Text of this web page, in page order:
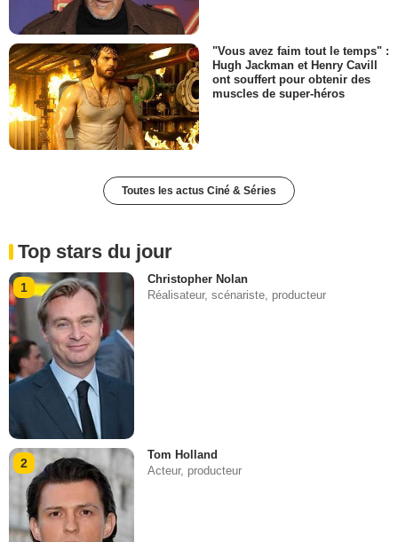
"Vous avez faim tout le temps" :
Hugh Jackman et Henry Cavill
ont souffert pour obtenir des
muscles de super-héros
Toutes les actus Ciné & Séries
Top stars du jour
1
Christopher Nolan
Réalisateur, scénariste, producteur
2
Tom Holland
Acteur, producteur